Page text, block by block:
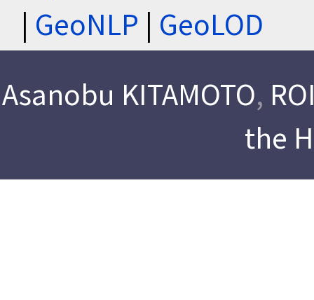
| GeoNLP | GeoLOD
Asanobu KITAMOTO,
the